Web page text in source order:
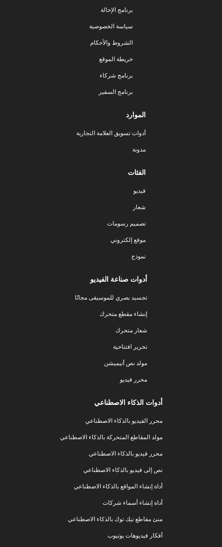
برنامج الإحالة
سياسة الخصوصية
الشروط والأحكام
خريطة الموقع
برنامج شركاء
برنامج السفير
الموارد
أدوات تسويق العلامة التجارية
مدونة
الفئات
فيديو
شعار
تصميم رسومات
موقع إلكتروني
نموذج
أدوات صناعة الفيديو
تجسيد بصري للموسيقى مجانًا
إنشاء مقطع متحرك
شعار متحرك
تحرير افتتاحية
مولد نص أنيميشن
محرر فيديو
أدوات الذكاء الاصطناعي
محرر الفيديو بالذكاء الاصطناعي
مولد المقاطع المتحركة بالذكاء الاصطناعي
محرر فيديو بالذكاء الاصطناعي
نص إلى فيديو بالذكاء الاصطناعي
أداة إنشاء المواقع بالذكاء الاصطناعي
أداة إنشاء أسماء شركات
منئ مقاطع تيك توك بالذكاء الاصطناعي
أفكار فيديوهات يوتيوب